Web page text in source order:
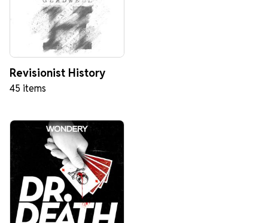
Revisionist History
45 items